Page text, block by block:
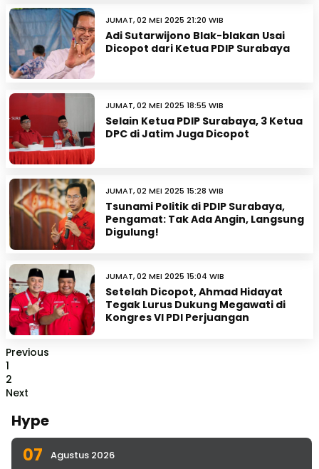
JUMAT, 02 MEI 2025 21:20 WIB
Adi Sutarwijono Blak-blakan Usai
Dicopot dari Ketua PDIP Surabaya
JUMAT, 02 MEI 2025 18:55 WIB
Selain Ketua PDIP Surabaya, 3 Ketua
DPC di Jatim Juga Dicopot
JUMAT, 02 MEI 2025 15:28 WIB
Tsunami Politik di PDIP Surabaya,
Pengamat: Tak Ada Angin, Langsung
Digulung!
JUMAT, 02 MEI 2025 15:04 WIB
Setelah Dicopot, Ahmad Hidayat
Tegak Lurus Dukung Megawati di
Kongres VI PDI Perjuangan
Previous
1
2
Next
Hype
07 Agustus 2026